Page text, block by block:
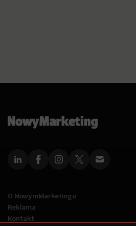
O NowymMarketingu
Reklama
Kontakt